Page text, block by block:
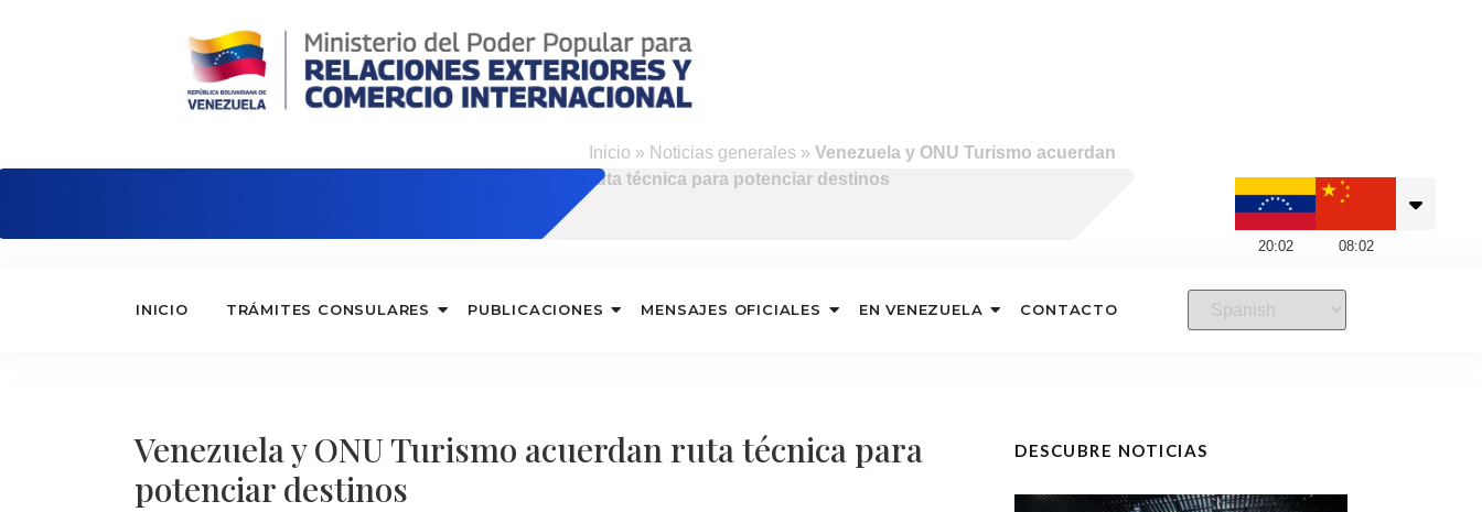
Inicio » Noticias generales »Venezuela y ONU Turismo acuerdan
ruta técnica para potenciar destinos
20:02 08:02
INICIO TRÁMITES CONSULARES PUBLICACIONES MENSAJES OFICIALES EN VENEZUELA CONTACTO
Venezuela y ONU Turismo acuerdan ruta técnica para
potenciar destinos
DESCUBRE NOTICIAS